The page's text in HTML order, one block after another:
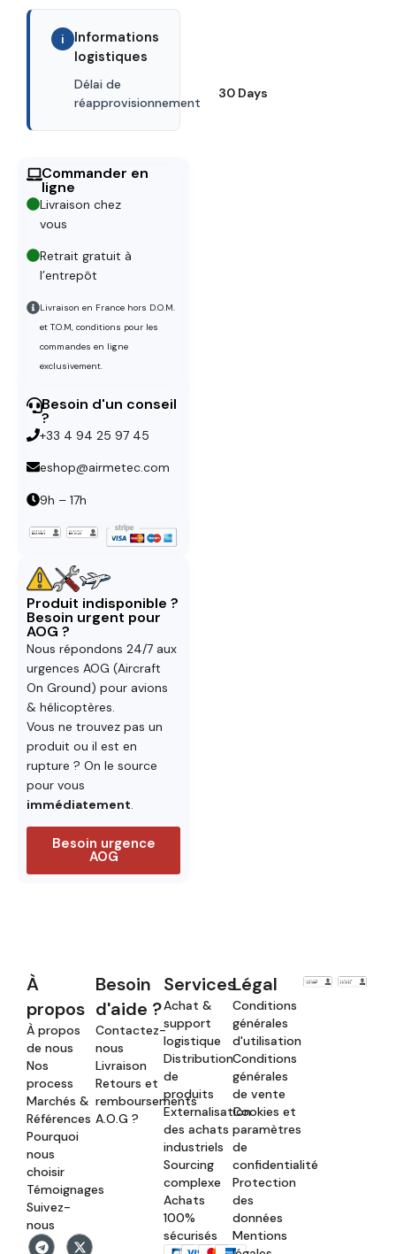
i
Informations
logistiques
Délai de
réapprovisionnement
30 Days
Commander en
ligne
Livraison chez
vous
Retrait gratuit à
l’entrepôt
Livraison en France hors D.O.M.
et T.O.M, conditions pour les
commandes en ligne
exclusivement.
Besoin d'un conseil
?
+33 4 94 25 97 45
eshop@airmetec.com
9h – 17h
Produit indisponible ?
Besoin urgent pour
AOG ?
Nous répondons 24/7 aux
urgences AOG (Aircraft
On Ground) pour avions
& hélicoptères.
Vous ne trouvez pas un
produit ou il est en
rupture ? On le source
pour vous
immédiatement.
Besoin urgence
AOG
À
propos
À propos
de nous
Nos
process
Marchés &
Références
Pourquoi
nous
choisir
Témoignages
Suivez-
nous
Besoin
d'aide ?
Contactez-
nous
Livraison
Retours et
remboursements
A.O.G ?
Services
Achat &
support
logistique
Distribution
de
produits
Externalisation
des achats
industriels
Sourcing
complexe
Achats
100%
sécurisés
Légal
Conditions
générales
d'utilisation
Conditions
générales
de vente
Cookies et
paramètres
de
confidentialité
Protection
des
données
Mentions